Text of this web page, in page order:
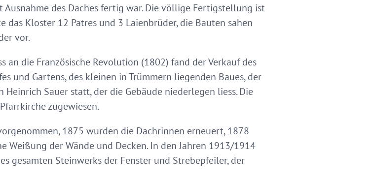
des Daches fertig war. Die völlige Fertigstellung ist
Kloster 12 Patres und 3 Laienbrüder, die Bauten sahen
vor.
an die Französische Revolution (1802) fand der Verkauf des
und Gartens, des kleinen in Trümmern liegenden Baues, der
Sauer statt, der die Gebäude niederlegen liess. Die
zugewiesen.
1875 wurden die Dachrinnen erneuert, 1878
Weißung der Wände und Decken. In den Jahren 1913/1914
gesamten Steinwerks der Fenster und Strebepfeiler, der